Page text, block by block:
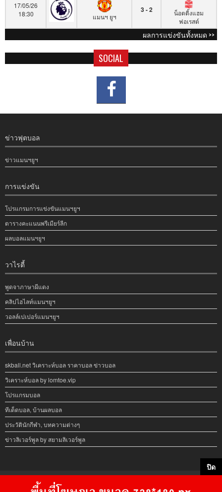
17/05/26
18:30
แมนฯ ยูฯ
3 - 2
น็อตติ้งแฮม
ฟอเรสต์
ผลการแข่งขันทั้งหมด >>
SOCIAL
ข่าวฟุตบอล
ข่าวแมนฯยูฯ
การแข่งขัน
โปรแกรมการแข่งขันแมนฯยูฯ
ตารางคะแนนพรีเมียร์ลีก
ผลบอลแมนฯยูฯ
วาไรตี้
พูดจาภาษาผีแดง
คลิปไฮไลท์แมนฯยูฯ
วอลล์เปเปอร์แมนฯยูฯ
เพื่อนบ้าน
skball.net วิเคราะห์บอล ราคาบอล ข่าวบอล
วิเคราะห์บอล by lomtoe.vip
โปรแกรมบอล
ทีเด็ดบอล, บ้านผลบอล
ประวัตินักกีฬา, บทความต่างๆ
ข่าวลิเวอร์พูล by สยามลิเวอร์พูล
Copyright © 2008 https://www.glory-manutd.club
ปิด